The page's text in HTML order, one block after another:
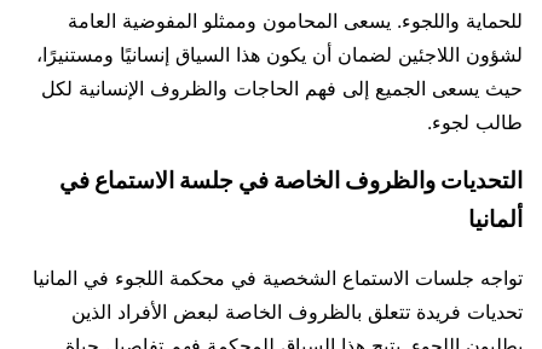
للحماية واللجوء. يسعى المحامون وممثلو المفوضية العامة
لشؤون اللاجئين لضمان أن يكون هذا السياق إنسانيًا ومستنيرًا،
حيث يسعى الجميع إلى فهم الحاجات والظروف الإنسانية لكل
طالب لجوء.
التحديات والظروف الخاصة في جلسة الاستماع في
ألمانيا
تواجه جلسات الاستماع الشخصية في محكمة اللجوء في المانيا
تحديات فريدة تتعلق بالظروف الخاصة لبعض الأفراد الذين